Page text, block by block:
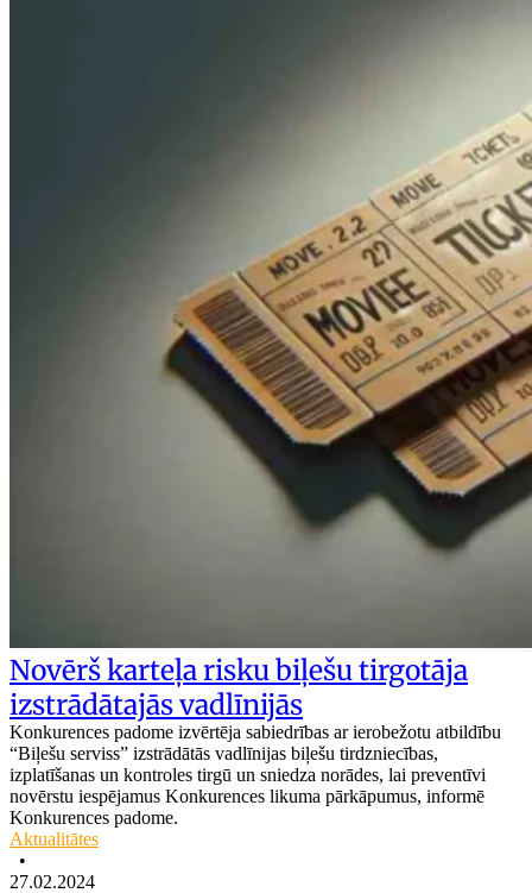
Novērš karteļa risku biļešu tirgotāja
izstrādātajās vadlīnijās
Konkurences padome izvērtēja sabiedrības ar ierobežotu atbildību
“Biļešu serviss” izstrādātās vadlīnijas biļešu tirdzniecības,
izplatīšanas un kontroles tirgū un sniedza norādes, lai preventīvi
novērstu iespējamus Konkurences likuma pārkāpumus, informē
Konkurences padome.
Aktualitātes
•
27.02.2024